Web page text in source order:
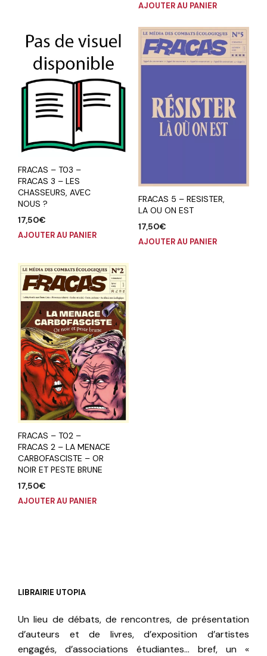
AJOUTER AU PANIER
FRACAS – T03 –
FRACAS 3 – LES
CHASSEURS, AVEC
NOUS ?
17,50€
AJOUTER AU PANIER
FRACAS 5 – RESISTER,
LA OU ON EST
17,50€
AJOUTER AU PANIER
FRACAS – T02 –
FRACAS 2 – LA MENACE
CARBOFASCISTE – OR
NOIR ET PESTE BRUNE
17,50€
AJOUTER AU PANIER
LIBRAIRIE UTOPIA
Un lieu de débats, de rencontres, de présentation
d’auteurs et de livres, d’exposition d’artistes
engagés, d’associations étudiantes… bref, un «